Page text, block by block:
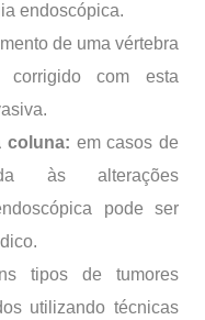
endoscópica.
de uma vértebra
com esta
coluna: em casos de
às alterações
pode ser
tipos de tumores
utilizando técnicas